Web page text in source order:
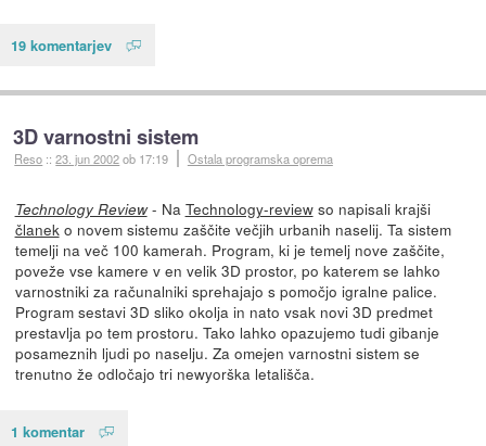
19 komentarjev
3D varnostni sistem
Reso ::23. jun 2002ob 17:19 Ostala programska oprema
Technology Review- Na Technology-reviewso napisali krajši
članeko novem sistemu zaščite večjih urbanih naselij. Ta sistem
temelji na več 100 kamerah. Program, ki je temelj nove zaščite,
poveže vse kamere v en velik 3D prostor, po katerem se lahko
varnostniki za računalniki sprehajajo s pomočjo igralne palice.
Program sestavi 3D sliko okolja in nato vsak novi 3D predmet
prestavlja po tem prostoru. Tako lahko opazujemo tudi gibanje
posameznih ljudi po naselju. Za omejen varnostni sistem se
trenutno že odločajo tri newyorška letališča.
1 komentar